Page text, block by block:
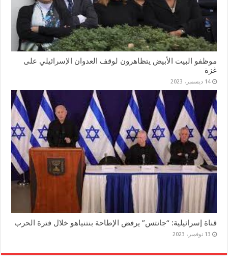
موظفو البيت الأبيض يتظاهرون لوقف العدوان الإسرائيلي على
غزة
14 ديسمبر، 2023
قناة إسرائيلية: “جانتس” يرفض الإطاحة بنتنياهو خلال فترة الحرب
13 نوفمبر، 2023